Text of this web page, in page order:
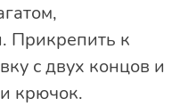
Прикрепить к
с двух концов и
крючок.